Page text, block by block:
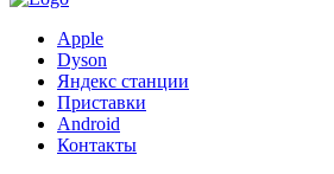
Apple
Dyson
Яндекс станции
Приставки
Android
Контакты